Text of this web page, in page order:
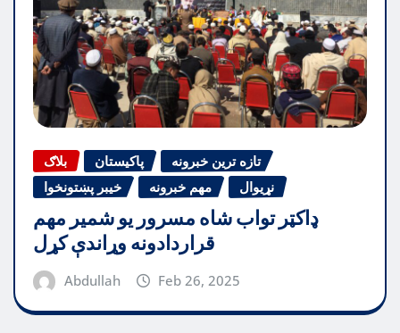
بلاګ پاکیستان
تازه ترین خبرونه
خیبر پښتونخوا
مهم خبرونه نړیوال
ډاکټر تواب شاه مسرور یو شمیر مهم
قراردادونه وړاندې کړل
Abdullah Feb 26, 2025